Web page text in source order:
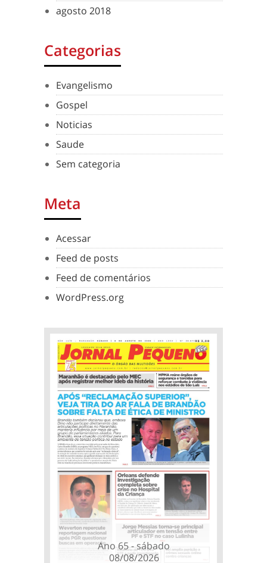
agosto 2018
Categorias
Evangelismo
Gospel
Noticias
Saude
Sem categoria
Meta
Acessar
Feed de posts
Feed de comentários
WordPress.org
Ano 65 - sábado
08/08/2026